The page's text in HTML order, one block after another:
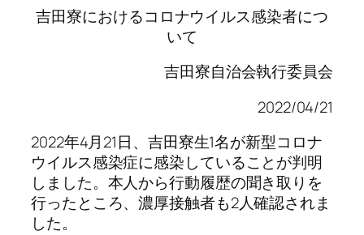
吉田寮におけるコロナウイルス感染者につ
いて
吉田寮自治会執行委員会
2022/04/21
2022年4月21日、吉田寮生1名が新型コロナ
ウイルス感染症に感染していることが判明
しました。本人から行動履歴の聞き取りを
行ったところ、濃厚接触者も2人確認されま
した。